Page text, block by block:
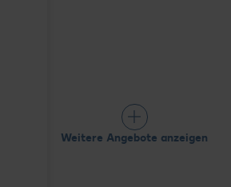
Weitere Angebote anzeigen